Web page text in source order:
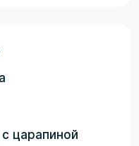
царапиной